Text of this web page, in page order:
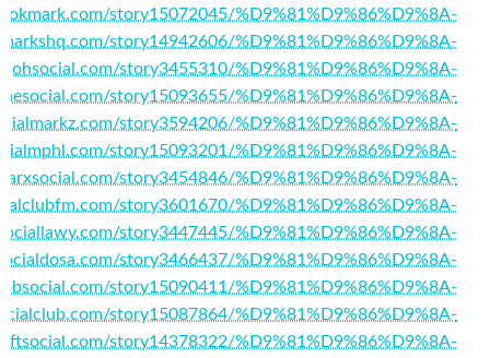
story15072045/%D9%81%D9%86%D9%8A-
story14942606/%D9%81%D9%86%D9%8A-
johsocial.com/story3455310/%D9%81%D9%86%D9%8A-
story15093655/%D9%81%D9%86%D9%8A-
story3594206/%D9%81%D9%86%D9%8A-
story15093201/%D9%81%D9%86%D9%8A-
story3454846/%D9%81%D9%86%D9%8A-
story3601670/%D9%81%D9%86%D9%8A-
story3447445/%D9%81%D9%86%D9%8A-
story3466437/%D9%81%D9%86%D9%8A-
story15090411/%D9%81%D9%86%D9%8A-
story15087864/%D9%81%D9%86%D9%8A-
story14378322/%D9%81%D9%86%D9%8A-